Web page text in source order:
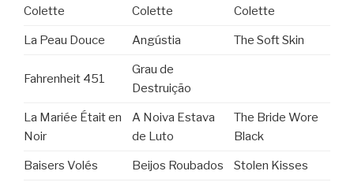
Colette
Colette
Colette
La Peau Douce Angústia The Soft Skin
Fahrenheit 451
Grau de
Destruição
La Mariée Était en
Noir
A Noiva Estava
de Luto
The Bride Wore
Black
Baisers Volés Beijos Roubados Stolen Kisses